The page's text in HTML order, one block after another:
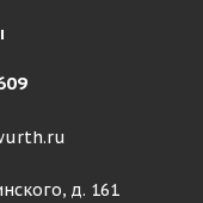
д. 161